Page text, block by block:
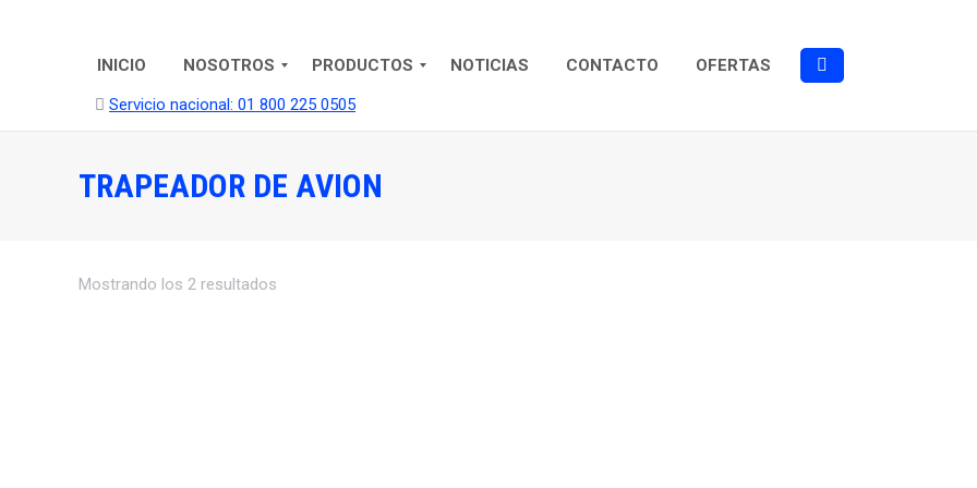
Servicio nacional: 01 800 225 0505
INICIO NOSOTROS PRODUCTOS NOTICIAS CONTACTO
OFERTAS
TRAPEADOR DE AVION
Mostrando los 2 resultados